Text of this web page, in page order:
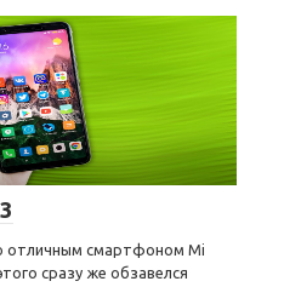
отличным смартфоном Mi
сразу же обзавелся